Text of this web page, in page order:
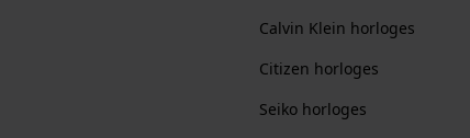
Calvin Klein horloges
Citizen horloges
Seiko horloges